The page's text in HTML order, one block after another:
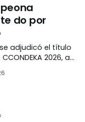
do por
adjudicó el título
2026, al
siendo su